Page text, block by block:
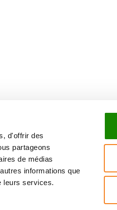
d'offrir des
partageons
de médias
informations que
leurs services.